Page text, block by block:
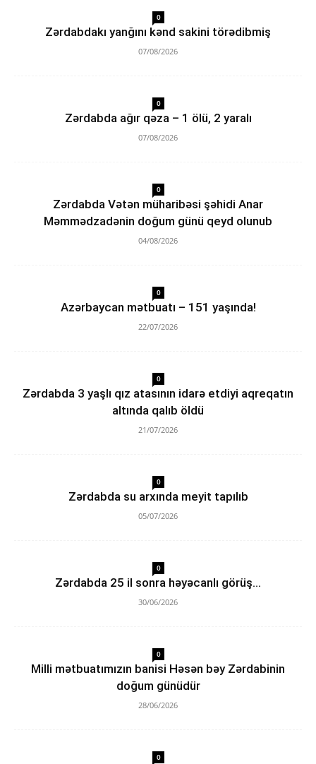
0
Zərdabdakı yanğını kənd sakini törədibmiş
07/08/2026
0
Zərdabda ağır qəza – 1 ölü, 2 yaralı
07/08/2026
0
Zərdabda Vətən müharibəsi şəhidi Anar
Məmmədzadənin doğum günü qeyd olunub
04/08/2026
0
Azərbaycan mətbuatı – 151 yaşında!
22/07/2026
0
Zərdabda 3 yaşlı qız atasının idarə etdiyi aqreqatın
altında qalıb öldü
21/07/2026
0
Zərdabda su arxında meyit tapılıb
05/07/2026
0
Zərdabda 25 il sonra həyəcanlı görüş…
30/06/2026
0
Milli mətbuatımızın banisi Həsən bəy Zərdabinin
doğum günüdür
28/06/2026
0